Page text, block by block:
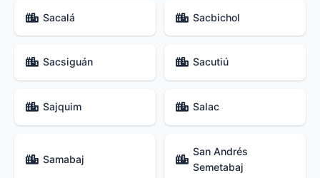
Sacalá Sacbichol
Sacsiguán Sacutiú
Sajquim Salac
Samabaj
San Andrés
Semetabaj